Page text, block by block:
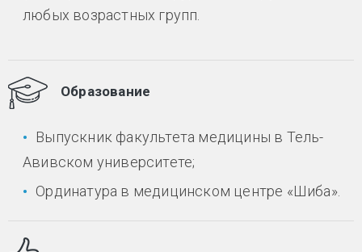
любых возрастных групп.
Образование
Выпускник факультета медицины в Тель-
Авивском университете;
Ординатура в медицинском центре «Шиба».